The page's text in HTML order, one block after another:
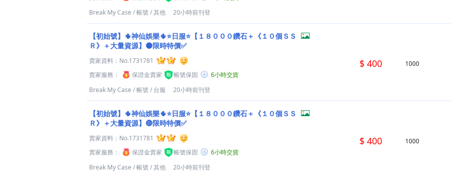
Break My Case /帳號/其他 20小時前刊登
【初始號】🌵神仙娛樂🌵⭐日服⭐【１８０００鑽石＋《１０個ＳＳ
Ｒ》＋大量資源】🟠限時特價✅
賣家資料： No.1731781
賣家服務：
保證金賣家 帳號保固
6小時交貨
Break My Case /帳號/ 台服 20小時前刊登
$ 400 1000
【初始號】🌵神仙娛樂🌵⭐日服⭐【１８０００鑽石＋《１０個ＳＳ
Ｒ》＋大量資源】🔴限時特價✅
賣家資料： No.1731781
賣家服務：
保證金賣家 帳號保固
6小時交貨
Break My Case /帳號/其他 20小時前刊登
$ 400 1000